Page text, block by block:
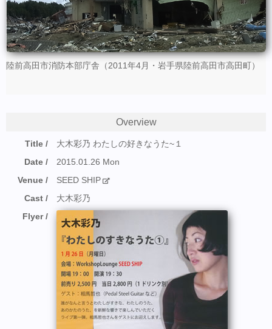
陸前高田市消防本部庁舎（2011年4月・岩手県陸前高田市高田町）
Overview
Title
大木彩乃 わたしの好きなうた~１
Date
2015.01.26 Mon
Venue
SEED SHIP
Cast
大木彩乃
Flyer